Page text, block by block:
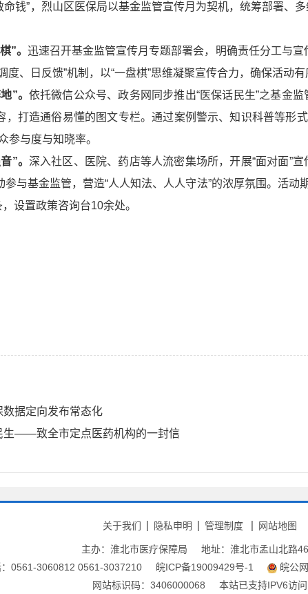
命钱”，烈山区医保局以基金监管宣传月为契机，统筹部署、
”。 迅速召开基金监管宣传月专题部署会，明确责任分工与
度、日反馈”机制，以“一盘棋”思维凝聚宣传合力，确保活动有
”。 依托微信公众号、政务网同步推出“医保话民生”之基金
打造通俗易懂的图文专栏。通过案例警示、知识科普等形
参与度与知晓率。
”。 深入社区、医院、药店等人流密集场所，开展“面对面”
与基金监管，营造“人人知法、人人守法”的浓厚氛围。活
设置政策咨询台10余处。
据定向发布常态化
生​——致全市定点医药机构的一封信
关于我们 隐私申明 管理制度 网站地图
主办：淮北市医疗保障局
地址：淮北市孟山北路
：0561-3060812 0561-3037210
皖ICP备19009429号-1
皖公
网站标识码：3406000068
本站已支持IPV6访问